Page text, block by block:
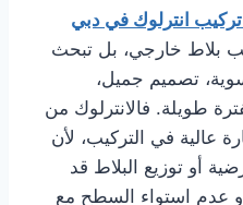
انترلوك في دبي
بلاط خارجي، بل تبحث
تصميم جميل،
طويلة. فالانترلوك من
عالية في التركيب، لأن
أو توزيع البلاط قد
عدم استواء السطح مع